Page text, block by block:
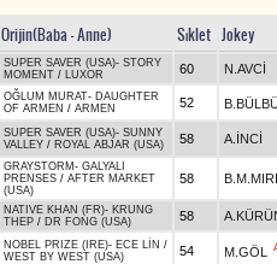
Orijin(Baba - Anne) Sıklet Jokey
SUPER SAVER (USA)- STORY
MOMENT / LUXOR 60 N.AVCİ
OĞLUM MURAT- DAUGHTER
OF ARMEN / ARMEN 52
SUPER SAVER (USA)- SUNNY
VALLEY / ROYAL ABJAR (USA) 58 A.İNCİ
GRAYSTORM - GALYALI
PRENSES / AFTER MARKET
(USA)
58
NATIVE KHAN (FR)- KRUNG
THEP / DR FONG (USA) 58
NOBEL PRIZE (IRE)- ECE LİN /
WEST BY WEST (USA)
54 M.GÖL